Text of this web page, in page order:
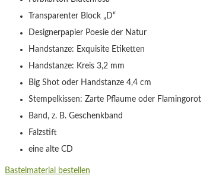
Transparenter Block „D“
Designerpapier Poesie der Natur
Handstanze: Exquisite Etiketten
Handstanze: Kreis 3,2 mm
Big Shot oder Handstanze 4,4 cm
Stempelkissen: Zarte Pflaume oder Flamingorot
Band, z. B. Geschenkband
Falzstift
eine alte CD
Bastelmaterial bestellen